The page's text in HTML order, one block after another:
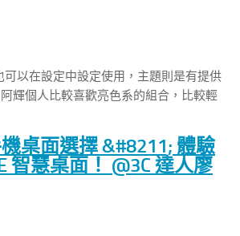
可以在設定中設定使用，主題則是有提供
輝個人比較喜歡亮色系的組合，比較輕